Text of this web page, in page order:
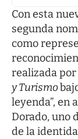
Con esta
segunda
como
realizada por
y Turismo
leyenda”, en
Dorado, uno
de la